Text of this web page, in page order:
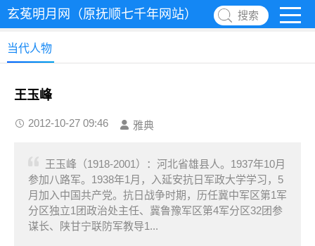
玄菟明月网（原抚顺七千年网站） 搜索
当代人物
王玉峰
2012-10-27 09:46 雅典
王玉峰（1918-2001）：河北省雄县人。1937年10月
参加八路军。1938年1月，入延安抗日军政大学学习，5
月加入中国共产党。抗日战争时期，历任冀中军区第1军
分区独立1团政治处主任、冀鲁豫军区第4军分区32团参
谋长、陕甘宁联防军教导1...